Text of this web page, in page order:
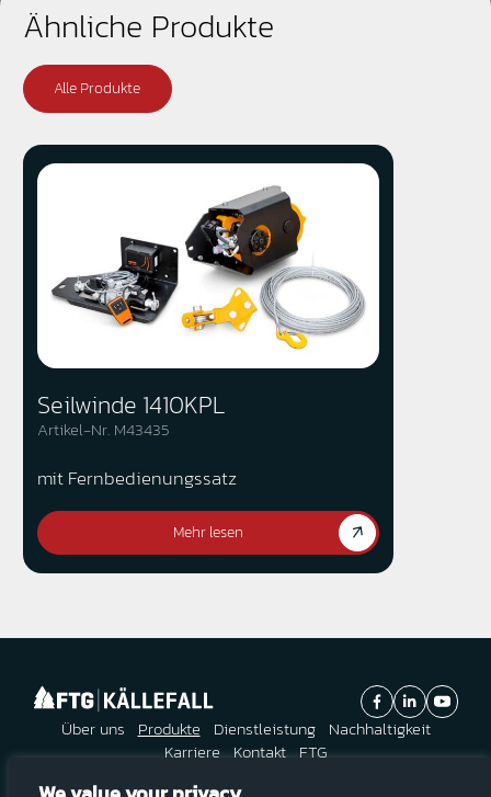
Ähnliche Produkte
Alle Produkte
Seilwinde 1410KPL
Artikel-Nr. M43435
mit Fernbedienungssatz
Mehr lesen
Über uns Produkte Dienstleistung
Nachhaltigkeit
Karriere Kontakt FTG